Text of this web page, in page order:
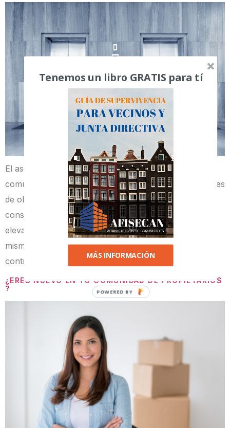
El ascensor es uno de los elementos comunes en las
comunidades de vecinos que más se usan. Las viviendas
de obra nueva los incluyen y muchos de antiguas
construcciones también cuentan con este tipo de
elevadores que facilitan el día a día a los vecinos. Así
mismo, cuando se estropea es cuándo más
controversia […]
¿ERES NUEVO EN TU COMUNIDAD DE PROPIETARIOS
?
Tenemos un libro GRATIS para tí
MÁS INFORMACIÓN
POWERED